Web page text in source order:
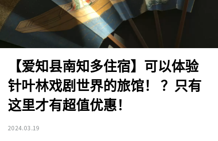
【爱知县南知多住宿】可以体验
针叶林戏剧世界的旅馆！ ？只有
这里才有超值优惠！
2024.03.19